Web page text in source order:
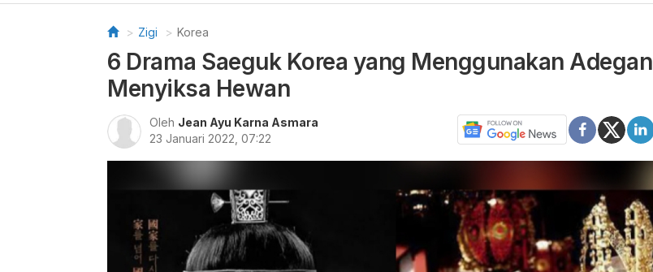
Zigi Korea
6 Drama Saeguk Korea yang Menggunakan Adegan
Menyiksa Hewan
Oleh Jean Ayu Karna Asmara
23 Januari 2022, 07:22